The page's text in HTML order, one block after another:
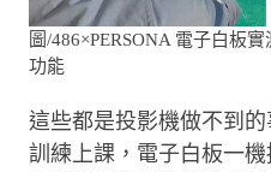
圖/486×PERSONA 電子白板
功能
這些都是投影機做不到
訓練上課，電子白板一